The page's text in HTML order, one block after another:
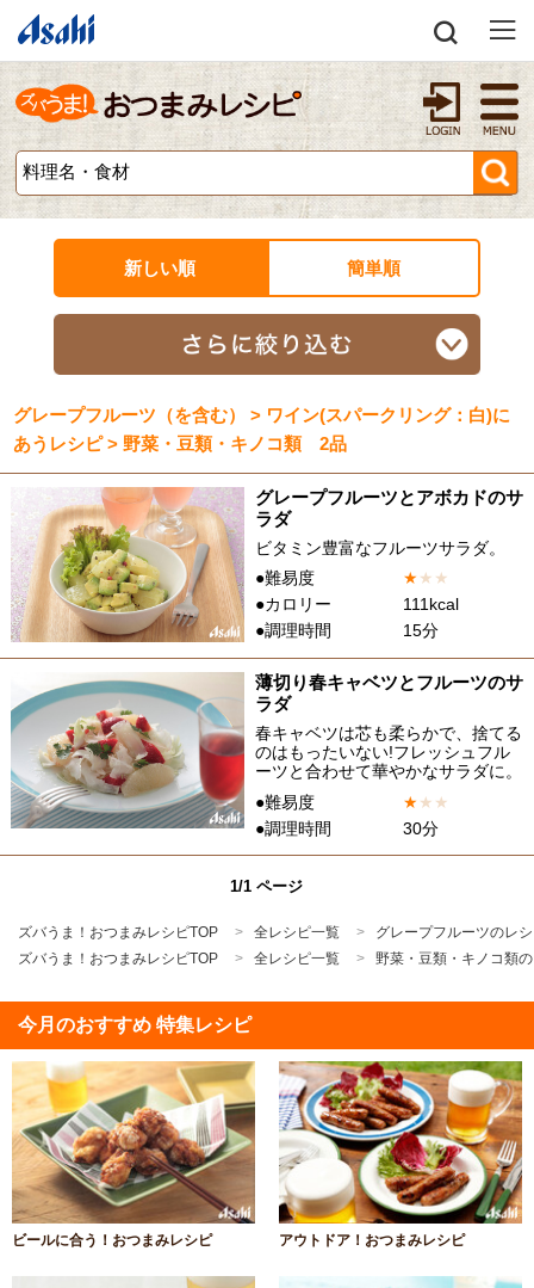
新しい順 簡単順
グレープフルーツ（を含む） > ワイン(スパークリング：白)に
あうレシピ > 野菜・豆類・キノコ類 2品
グレープフルーツとアボカドのサ
ラダ
ビタミン豊富なフルーツサラダ。
●難易度
★★ ★
●カロリー
111kcal
●調理時間
15分
薄切り春キャベツとフルーツのサ
ラダ
春キャベツは芯も柔らかで、捨てる
のはもったいない!フレッシュフル
ーツと合わせて華やかなサラダに。
●難易度
★★ ★
●調理時間
30分
1/1 ページ
ズバうま！おつまみレシピTOP 全レシピ一覧
グレープフルーツのレ
ズバうま！おつまみレシピTOP
全レシピ一覧 野菜・豆類・キノコ類
今月のおすすめ 特集レシピ
ビールに合う！おつまみレシピ アウトドア！おつまみレシピ